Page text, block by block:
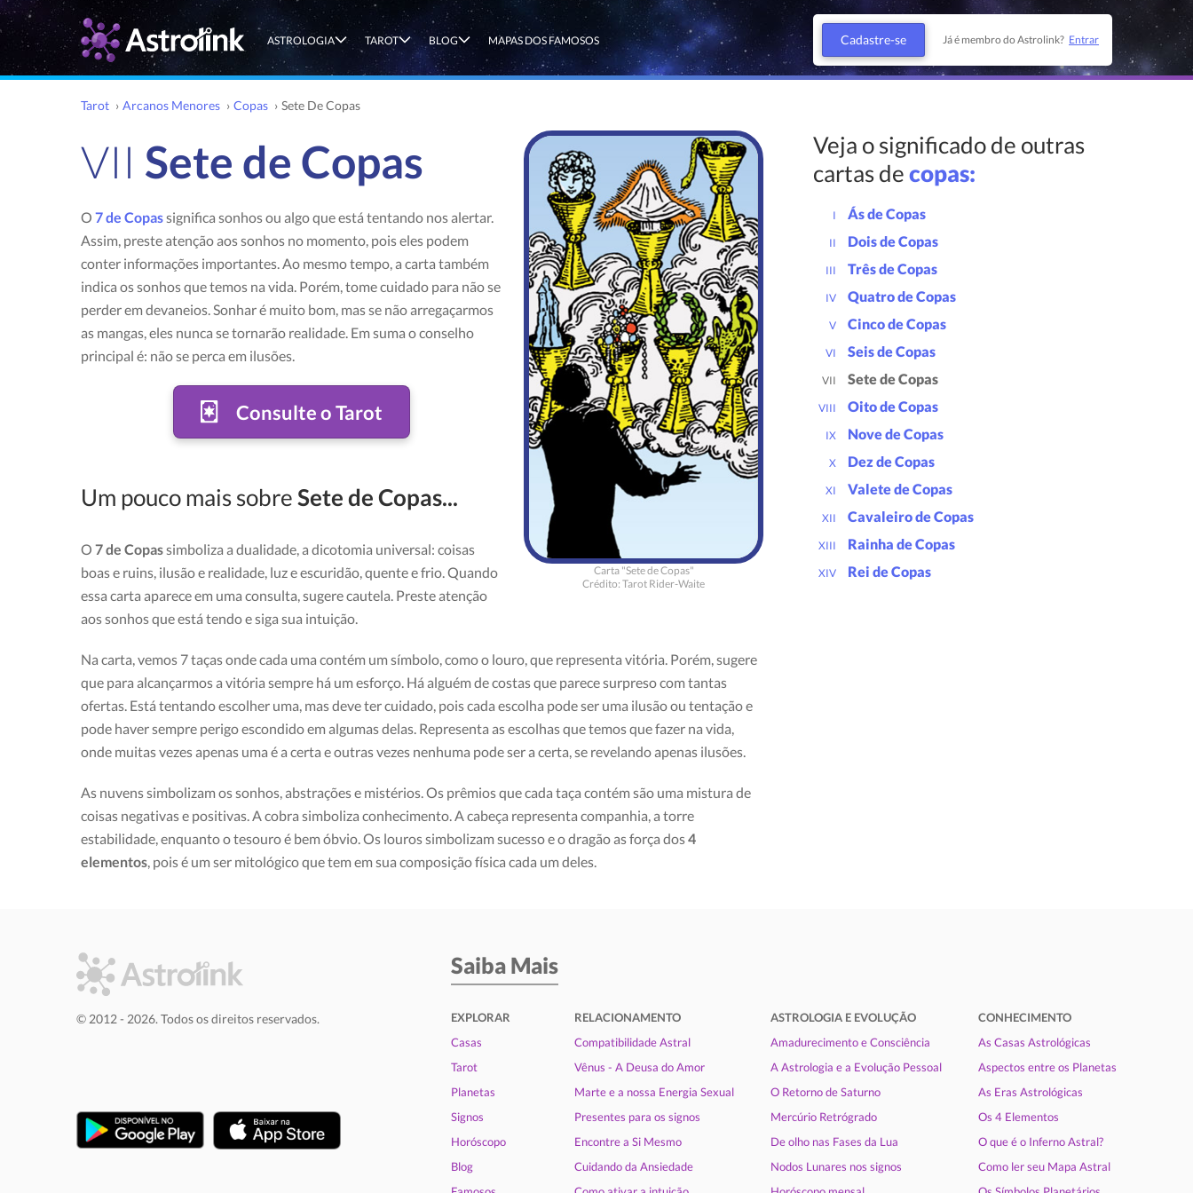
ASTROLOGIA TAROT BLOG MAPAS DOS FAMOSOS Cadastre-se Já é membro do Astrolink? Entrar
Tarot › Arcanos Menores › Copas › Sete De Copas
Carta "Sete de Copas"
Crédito: Tarot Rider-Waite
VII Sete de Copas
O 7 de Copassignifica sonhos ou algo que está tentando nos alertar.
Assim, preste atenção aos sonhos no momento, pois eles podem
conter informações importantes. Ao mesmo tempo, a carta também
indica os sonhos que temos na vida. Porém, tome cuidado para não se
perder em devaneios. Sonhar é muito bom, mas se não arregaçarmos
as mangas, eles nunca se tornarão realidade. Em suma o conselho
principal é: não se perca em ilusões.
Consulte o Tarot
Um pouco mais sobreSete de Copas...
O 7 de Copassimboliza a dualidade, a dicotomia universal: coisas
boas e ruins, ilusão e realidade, luz e escuridão, quente e frio. Quando
essa carta aparece em uma consulta, sugere cautela. Preste atenção
aos sonhos que está tendo e siga sua intuição.
Na carta, vemos 7 taças onde cada uma contém um símbolo, como o louro, que representa vitória. Porém, sugere
que para alcançarmos a vitória sempre há um esforço. Há alguém de costas que parece surpreso com tantas
ofertas. Está tentando escolher uma, mas deve ter cuidado, pois cada escolha pode ser uma ilusão ou tentação e
pode haver sempre perigo escondido em algumas delas. Representa as escolhas que temos que fazer na vida,
onde muitas vezes apenas uma é a certa e outras vezes nenhuma pode ser a certa, se revelando apenas ilusões.
As nuvens simbolizam os sonhos, abstrações e mistérios. Os prêmios que cada taça contém são uma mistura de
coisas negativas e positivas. A cobra simboliza conhecimento. A cabeça representa companhia, a torre
estabilidade, enquanto o tesouro é bem óbvio. Os louros simbolizam sucesso e o dragão as força dos4
elementos, pois é um ser mitológico que tem em sua composição física cada um deles.
Veja o significado de outras
cartas decopas:
I Ás de Copas
II Dois de Copas
III Três de Copas
IV Quatro de Copas
V Cinco de Copas
VI Seis de Copas
VII Sete de Copas
VIII Oito de Copas
IX Nove de Copas
X Dez de Copas
XI Valete de Copas
XII Cavaleiro de Copas
XIII Rainha de Copas
XIV Rei de Copas
Saiba Mais
EXPLORAR
Casas
Tarot
Planetas
Signos
Horóscopo
Blog
RELACIONAMENTO
Compatibilidade Astral
Vênus - A Deusa do Amor
Marte e a nossa Energia Sexual
Presentes para os signos
Encontre a Si Mesmo
Cuidando da Ansiedade
ASTROLOGIA E EVOLUÇÃO
Amadurecimento e Consciência
A Astrologia e a Evolução Pessoal
O Retorno de Saturno
Mercúrio Retrógrado
De olho nas Fases da Lua
Nodos Lunares nos signos
CONHECIMENTO
As Casas Astrológicas
Aspectos entre os Planetas
As Eras Astrológicas
Os 4 Elementos
O que é o Inferno Astral?
Como ler seu Mapa Astral
© 2012 - 2026. Todos os direitos reservados.